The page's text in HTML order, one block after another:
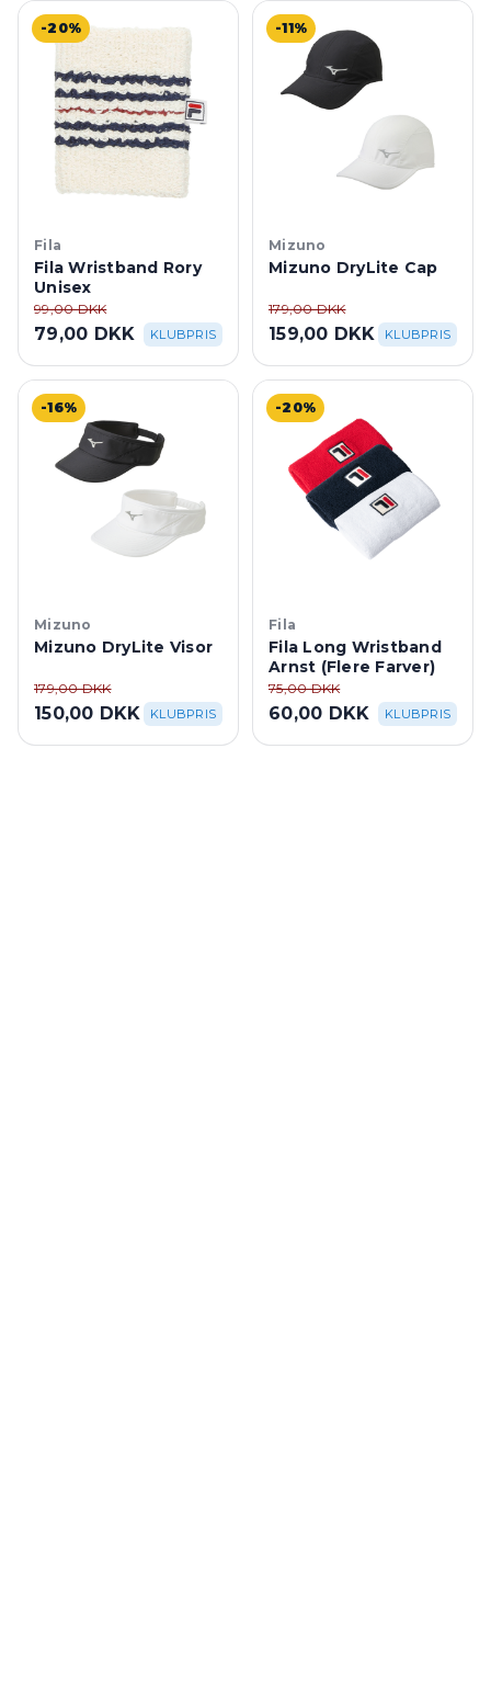
-20%
Fila
Fila Wristband Rory
Unisex
99,00 DKK
79,00 DKK KLUBPRIS
-11%
Mizuno
Mizuno DryLite Cap
179,00 DKK
159,00 DKK KLUBPRIS
-16%
Mizuno
Mizuno DryLite Visor
179,00 DKK
150,00 DKK KLUBPRIS
-20%
Fila
Fila Long Wristband
Arnst (Flere Farver)
75,00 DKK
60,00 DKK KLUBPRIS